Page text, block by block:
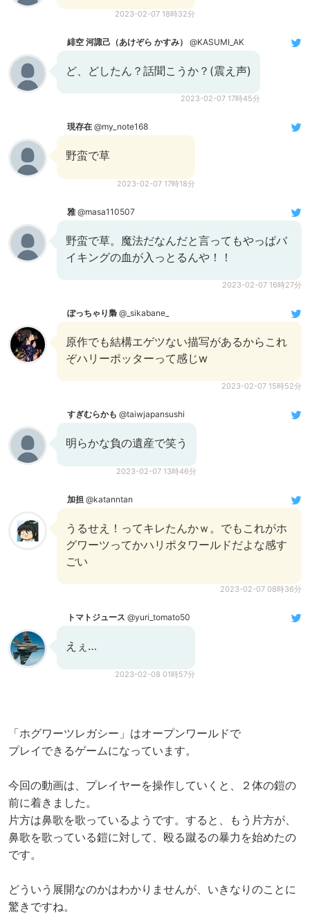
2023-02-07 18時32分
緋空 河諏己（あけぞら かすみ） @KASUMI_AK
ど、どしたん？話聞こうか？(震え声)
2023-02-07 17時45分
現存在 @my_note168
野蛮で草
2023-02-07 17時18分
雅@masa110507
野蛮で草。魔法だなんだと言ってもやっぱバ
イキングの血が入っとるんや！！
2023-02-07 16時27分
ぽっちゃり梟 @_sikabane_
原作でも結構エゲツない描写があるからこれ
ぞハリーポッターって感じw
2023-02-07 15時52分
すぎむらかも @taiwjapansushi
明らかな負の遺産で笑う
2023-02-07 13時46分
加担 @katanntan
うるせえ！ってキレたんかｗ。でもこれがホ
グワーツってかハリポタワールドだよな感す
ごい
2023-02-07 08時36分
トマトジュース @yuri_tomato50
えぇ…
2023-02-08 01時57分
「ホグワーツレガシー」はオープンワールドで
プレイできるゲームになっています。
今回の動画は、プレイヤーを操作していくと、２体の鎧の
前に着きました。
片方は鼻歌を歌っているようです。すると、もう片方が、
鼻歌を歌っている鎧に対して、殴る蹴るの暴力を始めたの
です。
どういう展開なのかはわかりませんが、いきなりのことに
驚きですね。